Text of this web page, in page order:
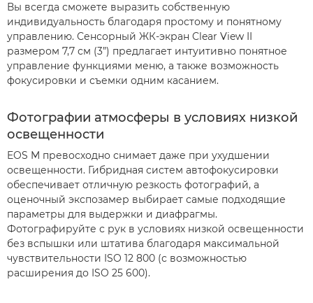
Вы всегда сможете выразить собственную
индивидуальность благодаря простому и понятному
управлению. Сенсорный ЖК-экран Clear View II
размером 7,7 см (3”) предлагает интуитивно понятное
управление функциями меню, а также возможность
фокусировки и съемки одним касанием.
Фотографии атмосферы в условиях низкой
освещенности
EOS M превосходно снимает даже при ухудшении
освещенности. Гибридная систем автофокусировки
обеспечивает отличную резкость фотографий, а
оценочный экспозамер выбирает самые подходящие
параметры для выдержки и диафрагмы.
Фотографируйте с рук в условиях низкой освещенности
без вспышки или штатива благодаря максимальной
чувствительности ISO 12 800 (с возможностью
расширения до ISO 25 600).